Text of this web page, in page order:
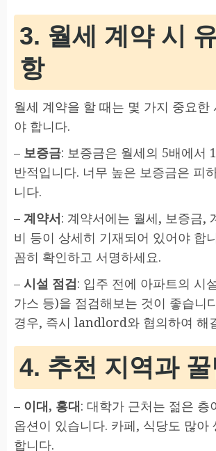
3. 월세 계약 시
항
월세 계약을 할 때는 몇 가지 중요한
야 합니다.
– 보증금: 보증금은 월세의 5배에서
반적입니다. 너무 높은 보증금은 피
니다.
– 계약서: 계약서에는 월세, 보증금,
비 등이 상세히 기재되어 있어야 합
꼼히 확인하고 서명하세요.
– 시설 점검: 입주 전에 아파트의 시
가스 등)을 점검해보는 것이 좋습니
경우, 즉시 landlord와 협의하여 해
4. 추천 지역과 꿀
– 이대, 홍대: 대학가 근처는 젊은 층
옵션이 있습니다. 카페, 식당도 많아
합니다.